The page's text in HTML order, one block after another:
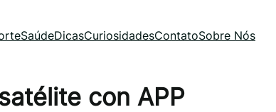
SaúdeDicasCuriosidadesContatoSobre Nós
con APP